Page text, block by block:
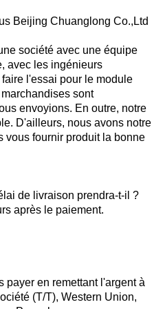
Beijing Chuanglong Co.,Ltd
société avec une équipe
avec les ingénieurs
l'essai pour le module
sont
envoyions. En outre, notre
D'ailleurs, nous avons notre
vous fournir produit la bonne
de livraison prendra-t-il ?
après le paiement.
payer en remettant l'argent à
(T/T), Western Union,